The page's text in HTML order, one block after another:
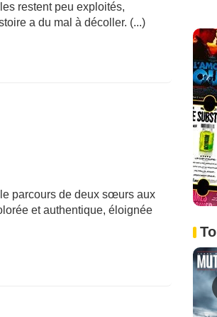
restent peu exploités,
a du mal à décoller. (...)
parcours de deux sœurs aux
et authentique, éloignée